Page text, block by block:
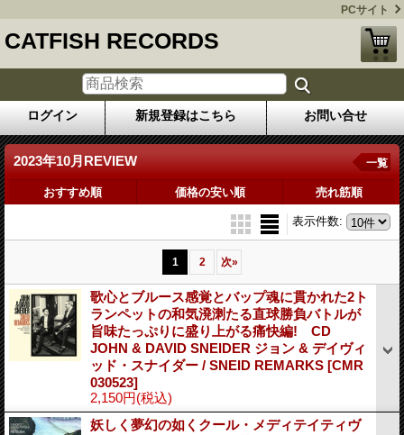
PCサイト
CATFISH RECORDS
ログイン 新規登録はこちら お問い合せ
2023年10月REVIEW 一覧
おすすめ順 価格の安い順 売れ筋順
表示件数:
1 2 次»
歌心とブルース感覚とバップ魂に貫かれた2ト
ランペットの和気溌溂たる直球勝負バトルが
旨味たっぷりに盛り上がる痛快編! CD
JOHN & DAVID SNEIDER ジョン & デイヴィ
ッド・スナイダー / SNEID REMARKS [CMR
030523]
2,150円(税込)
妖しく夢幻の如くクール・メディテイティヴ